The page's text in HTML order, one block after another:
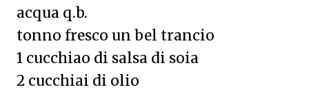
acqua q.b.
tonno fresco un bel trancio
1 cucchiao di salsa di soia
2 cucchiai di olio